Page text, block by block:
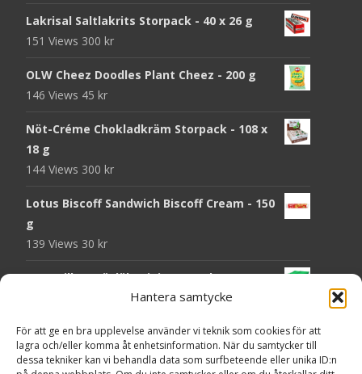
Hantera samtycke
För att ge en bra upplevelse använder vi teknik som cookies för att
lagra och/eller komma åt enhetsinformation. När du samtycker till
dessa tekniker kan vi behandla data som surfbeteende eller unika ID:n
Lakrisal Saltlakrits Storpack - 40 x 26 g
151 Views 300 kr
OLW Cheez Doodles Plant Cheez - 200 g
146 Views 45 kr
Nöt-Créme Chokladkräm Storpack - 108 x
18 g
144 Views 300 kr
Lotus Biscoff Sandwich Biscoff Cream - 150
g
139 Views 30 kr
OLW Dill & Gräslök Mini Storpack - 20 x 40 g
Pringles Hot Kickin' Sour Cream Chips - 160
g